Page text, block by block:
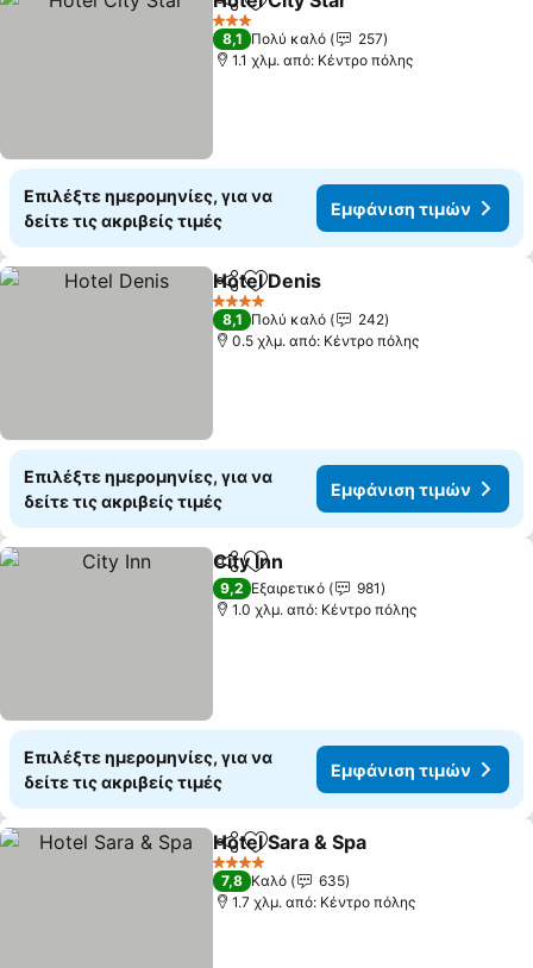
Κοινοποίηση
Προσθήκη στα αγαπημένα
3 Αστέρια
8,1 Πολύ καλό
257
1.1 χλμ. από: Κέντρο πόλης
Επιλέξτε ημερομηνίες, για να
δείτε τις ακριβείς τιμές
Εμφάνιση τιμών
Κοινοποίηση
Προσθήκη στα αγαπημένα
Hotel Denis
4 Αστέρια
8,1 Πολύ καλό
242
0.5 χλμ. από: Κέντρο πόλης
Επιλέξτε ημερομηνίες, για να
δείτε τις ακριβείς τιμές
Εμφάνιση τιμών
Κοινοποίηση
Προσθήκη στα αγαπημένα
City Inn
9,2 Εξαιρετικό
981
1.0 χλμ. από: Κέντρο πόλης
Επιλέξτε ημερομηνίες, για να
δείτε τις ακριβείς τιμές
Εμφάνιση τιμών
Κοινοποίηση
Προσθήκη στα αγαπημένα
Hotel Sara & Spa
4 Αστέρια
7,8 Καλό
635
1.7 χλμ. από: Κέντρο πόλης